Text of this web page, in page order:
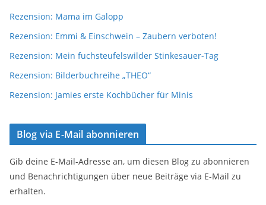
Rezension: Mama im Galopp
Rezension: Emmi & Einschwein – Zaubern verboten!
Rezension: Mein fuchsteufelswilder Stinkesauer-Tag
Rezension: Bilderbuchreihe „THEO“
Rezension: Jamies erste Kochbücher für Minis
Blog via E-Mail abonnieren
Gib deine E-Mail-Adresse an, um diesen Blog zu abonnieren
und Benachrichtigungen über neue Beiträge via E-Mail zu
erhalten.